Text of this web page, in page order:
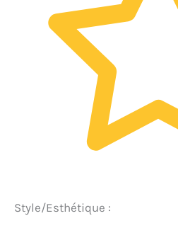
Style/Esthétique :